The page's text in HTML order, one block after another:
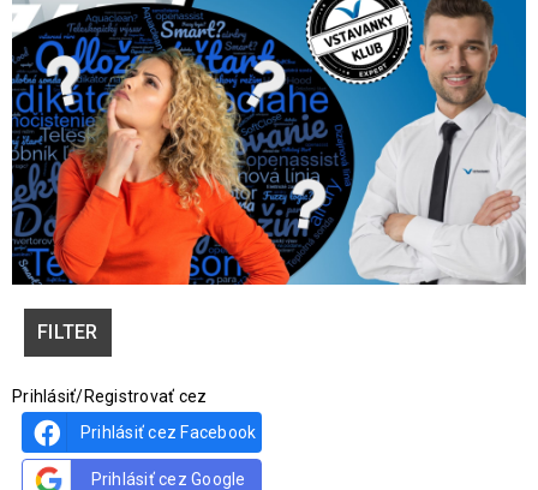
FILTER
Prihlásiť/Registrovať cez
Prihlásiť cez Facebook
Prihlásiť cez Google